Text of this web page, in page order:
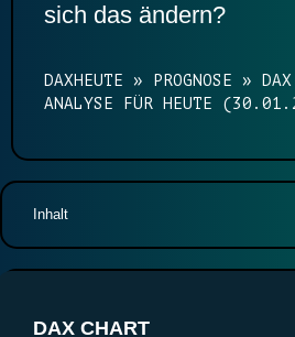
sich das ändern?
DAXHEUTE » PROGNOSE »
ANALYSE FÜR HEUTE
Inhalt
DAX Chart
Marktereignisse für die KW05/24
DAX CHART